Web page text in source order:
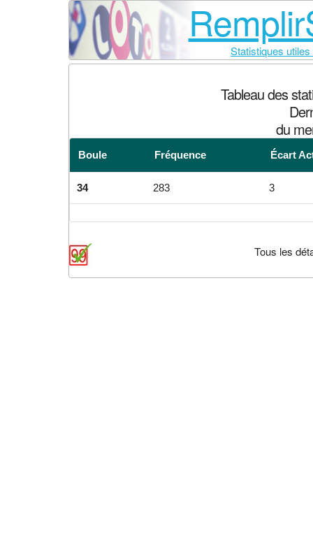
Statistiques
Tableau des
du
Boule Fréquence Écart
34 283 3
Tous les